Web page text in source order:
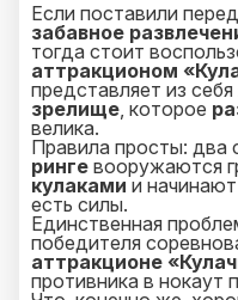
Если поставили
забавное
тогда стоит
аттракционом
представляет из себя
зрелище, которое
велика.
Правила просты: два
ринге вооружаются
кулаками и
есть силы.
Единственная
победителя
аттракционе
противника в нокаут